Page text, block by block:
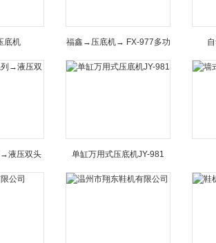
底机 福鑫→压底机→ FX-977多功
能墙式压底机
液压双头 单缸万用式压底机JY-981